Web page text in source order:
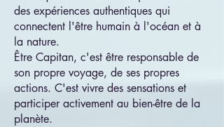
des expériences authentiques qui
connectent l'être humain à l'océan et à
la nature.
Être Capitan, c'est être responsable de
son propre voyage, de ses propres
actions. C'est vivre des sensations et
participer activement au bien-être de la
planète.